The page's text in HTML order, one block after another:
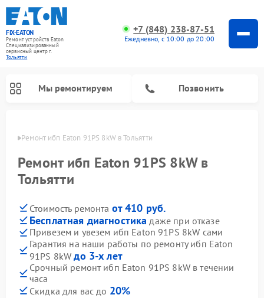
FIX-EATON
Ремонт устройств Eaton
Специализированный
cервисный центр г.
Тольятти
+7 (848) 238-87-51
Ежедневно, с 10:00 до 20:00
Мы ремонтируем Позвонить
Ремонт ибп Eaton 91PS 8kW в Тольятти
Ремонт ибп Eaton 91PS 8kW в
Тольятти
Стоимость ремонта от 410 руб.
Бесплатная диагностика даже при отказе
Привезем и увезем ибп Eaton 91PS 8kW сами
Гарантия на наши работы по ремонту ибп Eaton
91PS 8kWдо 3-х лет
Срочный ремонт ибп Eaton 91PS 8kW в течении
часа
Скидка для вас до 20%